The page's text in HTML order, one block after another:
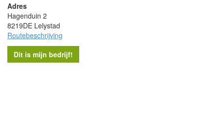
Adres
Hagenduin 2
8219DE Lelystad
Routebeschrijving